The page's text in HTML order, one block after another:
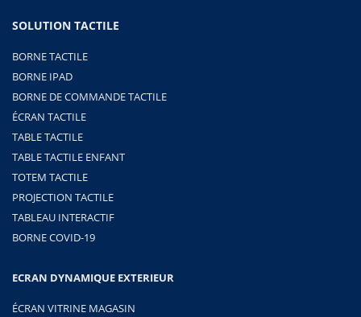
SOLUTION TACTILE
BORNE TACTILE
BORNE IPAD
BORNE DE COMMANDE TACTILE
ÉCRAN TACTILE
TABLE TACTILE
TABLE TACTILE ENFANT
TOTEM TACTILE
PROJECTION TACTILE
TABLEAU INTERACTIF
BORNE COVID-19
ECRAN DYNAMIQUE EXTERIEUR
ÉCRAN VITRINE MAGASIN